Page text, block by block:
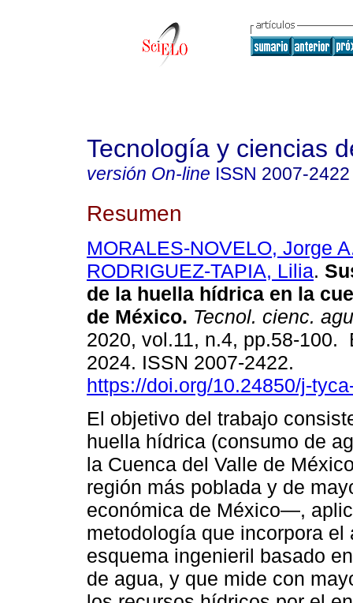
Tecnología y ciencias
versión On-line ISSN 2007-2422
Resumen
MORALES-NOVELO, Jorge
RODRIGUEZ-TAPIA, Lilia.
de la huella hídrica en la
de México. Tecnol. cienc.
2020, vol.11, n.4, pp.58-100.
2024. ISSN 2007-2422.
https://doi.org/10.24850/j-
El objetivo del trabajo
huella hídrica (consumo de
la Cuenca del Valle de
región más poblada y de
económica de México―,
metodología que incorpora el
esquema ingenieril basado
de agua, y que mide con